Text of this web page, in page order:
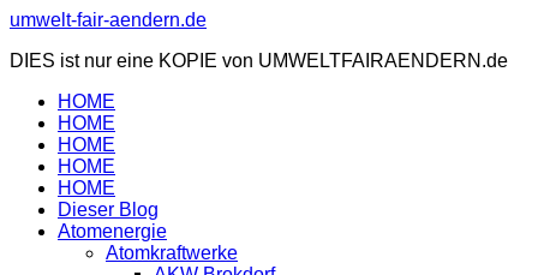
Zum
springen
umwelt-fair-aendern.de
DIES ist nur eine KOPIE von UMWELTFAIRAENDERN.de
HOME
HOME
HOME
HOME
HOME
Dieser Blog
Atomenergie
Atomkraftwerke